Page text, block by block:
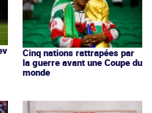
Cinq nations rattrapées par
la guerre avant une Coupe du
monde